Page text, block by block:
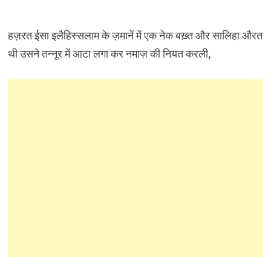
हज़रत ईसा इलैहिस्सलाम के ज़मानें में एक नेक बख़्त और सालिहा औरत
थी उसने तन्नूर में आटा लगा कर नमाज़ की नियत करली,